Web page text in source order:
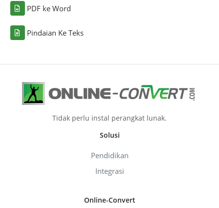
PDF ke Word
Pindaian Ke Teks
Tidak perlu instal perangkat lunak.
Solusi
Pendidikan
Integrasi
Online-Convert